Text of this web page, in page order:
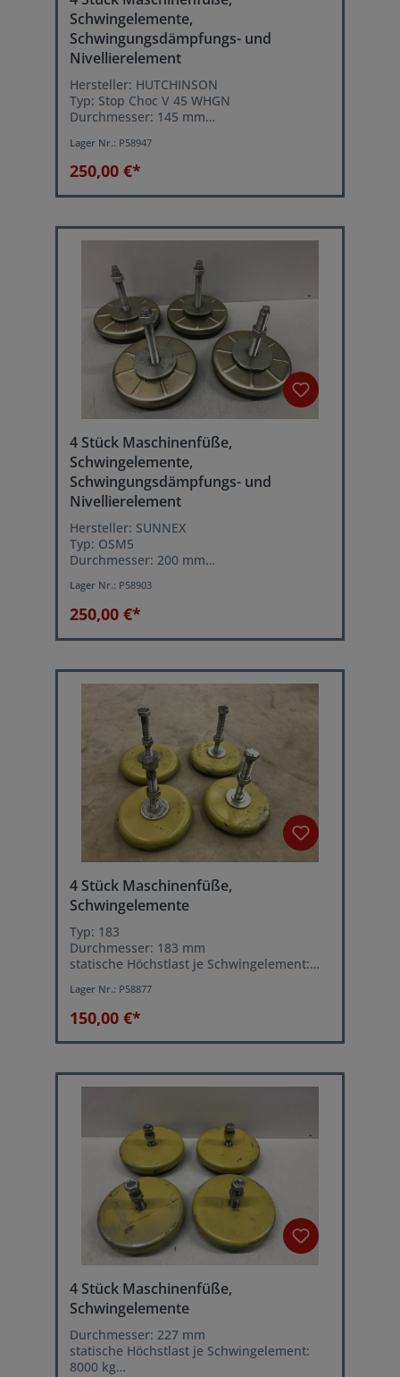
Schwingelemente,
Schwingungsdämpfungs- und
Nivellierelement
Hersteller: HUTCHINSON
Typ: Stop Choc V 45 WHGN
Durchmesser: 145 mm
max. 4000 kg
Leichtes ausrichten der Maschine über
Stellschraube
Ganzmetallkissen aus rostfreiem CrNi-
Lager Nr.: P58947
250,00 €*
4 Stück Maschinenfüße,
Schwingelemente,
Schwingungsdämpfungs- und
Nivellierelement
Hersteller: SUNNEX
Typ: OSM5
Durchmesser: 200 mm
3000-5500 kg
Leichtes ausrichten der Maschine über
Stellschraube
Lager Nr.: P58903
250,00 €*
4 Stück Maschinenfüße,
Schwingelemente
Typ: 183
Durchmesser: 183 mm
statische Höchstlast je Schwingelement:
Leichtes ausrichten der Maschine über
Stellschraube
Lager Nr.: P58877
150,00 €*
4 Stück Maschinenfüße,
Schwingelemente
Durchmesser: 227 mm
statische Höchstlast je Schwingelement:
8000 kg